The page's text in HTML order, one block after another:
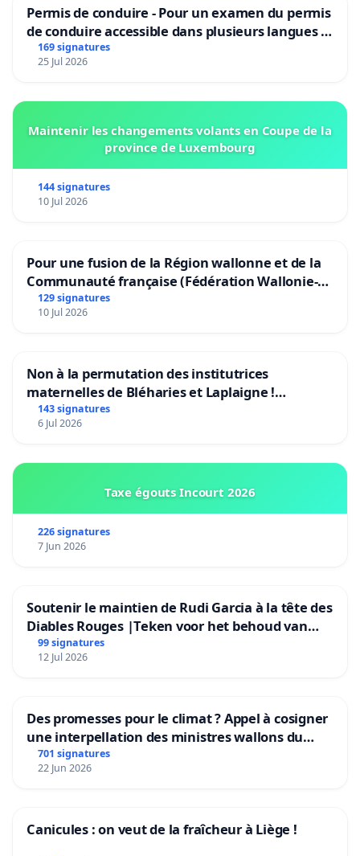
Permis de conduire - Pour un examen du permis
de conduire accessible dans plusieurs langues à
Bruxelles
169 signatures
25 Jul 2026
Maintenir les changements volants en Coupe de la
province de Luxembourg
144 signatures
10 Jul 2026
Pour une fusion de la Région wallonne et de la
Communauté française (Fédération Wallonie-
Bruxelles)
129 signatures
10 Jul 2026
Non à la permutation des institutrices
maternelles de Bléharies et Laplaigne !
Préservons la stabilité de nos enfants.
143 signatures
6 Jul 2026
Taxe égouts Incourt 2026
226 signatures
7 Jun 2026
Soutenir le maintien de Rudi Garcia à la tête des
Diables Rouges |Teken voor het behoud van
Rudi Garcia als bondscoach
99 signatures
12 Jul 2026
Des promesses pour le climat ? Appel à cosigner
une interpellation des ministres wallons du
climat et de l’environnement.
701 signatures
22 Jun 2026
Canicules : on veut de la fraîcheur à Liège !